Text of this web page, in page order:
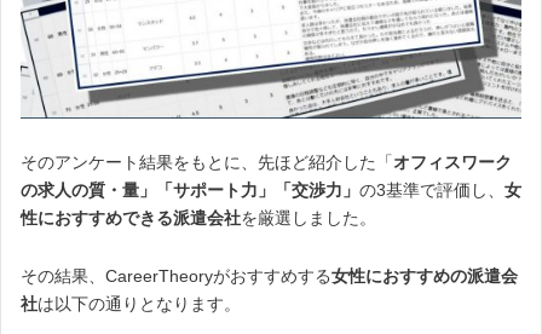
そのアンケート結果をもとに、先ほど紹介した「オフィスワーク
の求人の質・量」「サポート力」「交渉力」 の3基準で評価し、 女
性におすすめできる派遣会社を厳選しました。
その結果、 CareerTheoryがおすすめする女性におすすめの派遣会
社は以下の通りとなります。